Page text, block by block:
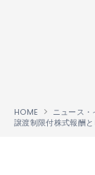
HOME
ニュース・